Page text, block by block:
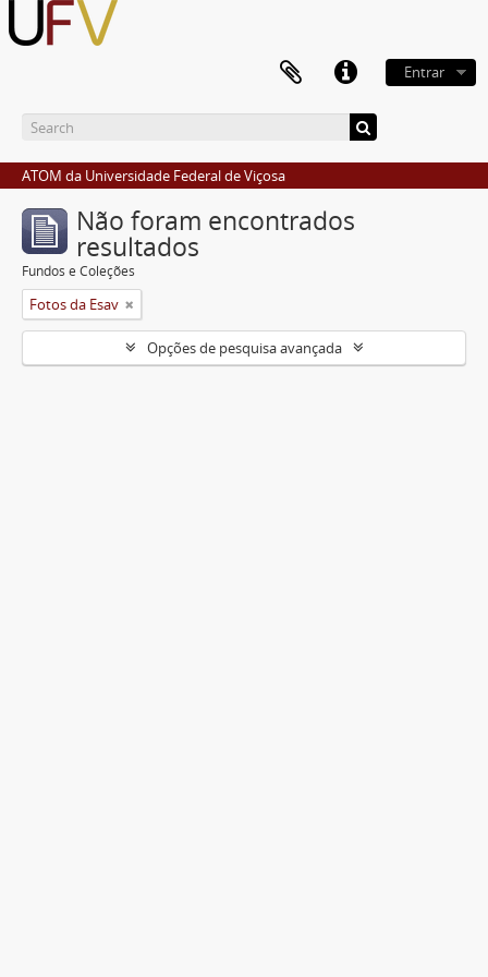
Entrar
ATOM da Universidade Federal de Viçosa
Não foram encontrados
resultados
Fundos e Coleções
Fotos da Esav
Opções de pesquisa avançada